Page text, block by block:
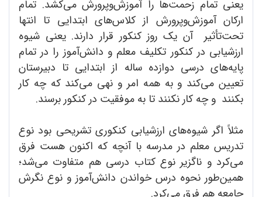
یعنی تمام زحمت‌ها را آموزش‌و‌پرورش می‌کشد. تمام
ارکان آموزش‌و‌پرورش از کلاس‌های ابتدایی تا انتها
تحت‌تأثیر آن یک روز کنکور قرار دارند. یعنی شیوه
ارزشیابی در کنکور تکلیف معلم و دانش‌آموز را در تمام
پایه‌های درسی دوازده ساله از ابتدایی تا دبیرستان
تعیین می‌کند و به همه امر و نهی می‌کند که چه کار
بکنند و چه کار نکنند تا به موفقیت در کنکور برسند.
مثلاً اگر شیوه‌های ارزشیابی کنکوری تشریحی بود نوع
تدریس معلم در مدرسه با آنچه که اکنون هست فرق
می‌کرد و ناگزیر نوع کتاب درسی هم متفاوت می‌شد؛
همین‌طور نحوه درس خواندن دانش‌آموز و نوع نگرش
جامعه هم فرق می‌کرد.